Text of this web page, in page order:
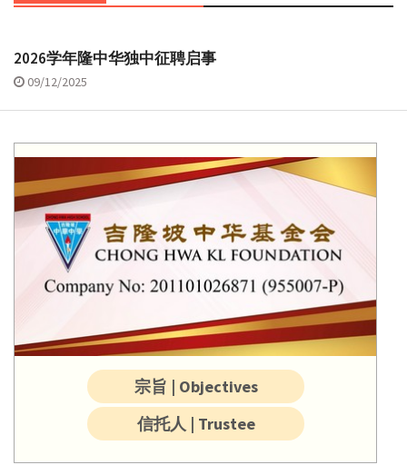
2026学年隆中华独中征聘启事
09/12/2025
宗旨 | Objectives
信托人 | Trustee